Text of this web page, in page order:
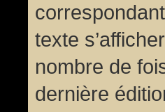
texte
nombre de
dernière